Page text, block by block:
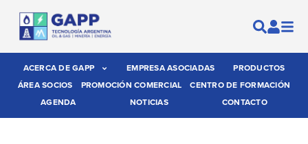
ACERCA DE GAPP EMPRESA ASOCIADAS
PRODUCTOS
ÁREA SOCIOS
PROMOCIÓN COMERCIAL
CENTRO DE FORMACIÓN
AGENDA
NOTICIAS CONTACTO